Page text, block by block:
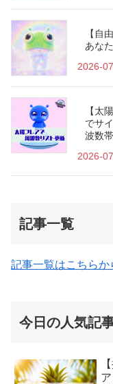
【自
あな
2026-
【太
でサ
波数
2026-
記事一覧
記事一覧はこちらか
今日の人気記